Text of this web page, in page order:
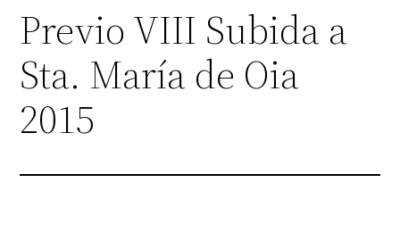
Previo VIII Subida a
Sta. María de Oia
2015